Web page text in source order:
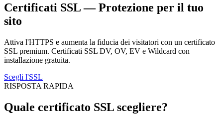
Certificati SSL — Protezione per il tuo
sito
Attiva l'HTTPS e aumenta la fiducia dei visitatori con un certificato
SSL premium. Certificati SSL DV, OV, EV e Wildcard con
installazione gratuita.
Scegli l'SSL
RISPOSTA RAPIDA
Quale certificato SSL scegliere?